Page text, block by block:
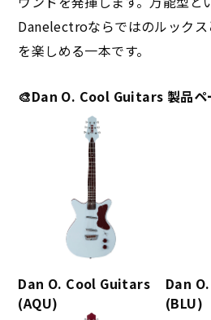
Danelectroならではのルックス
を楽しめる一本です。
🎨Dan O. Cool Guitars 製品ペ
Dan O. Cool Guitars
(AQU)
Dan
(BLU)